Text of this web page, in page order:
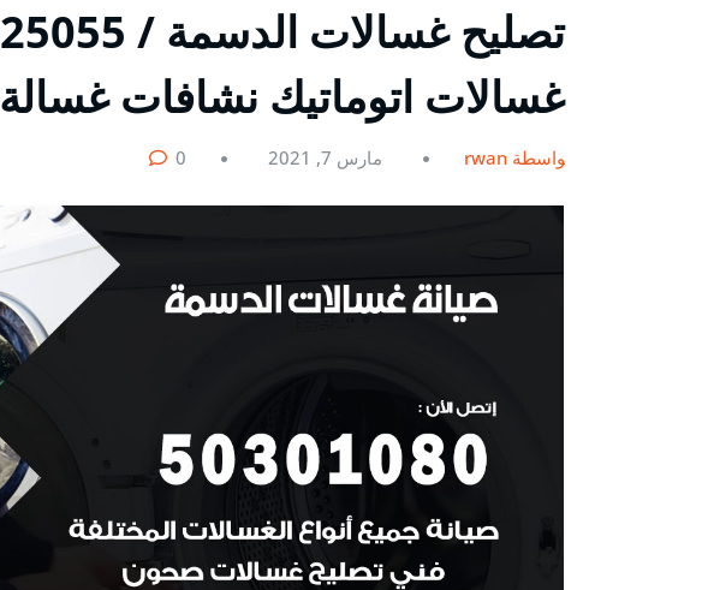
غسالات اتوماتيك نشافات غسالة
بواسطة rwan مارس 7, 2021 0